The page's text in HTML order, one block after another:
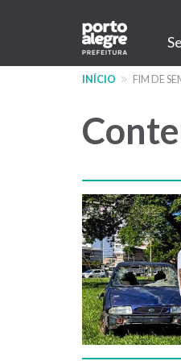
conteúdo
Main
INÍCIO FIM DE